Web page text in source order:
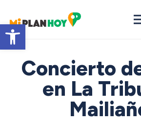
Abrir barra de herramientas
Concierto
en La